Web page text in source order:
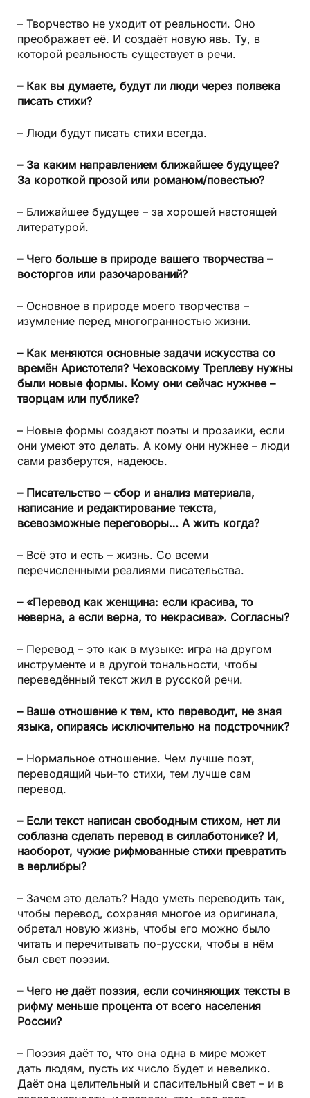
– Творчество не уходит от реальности. Оно
преображает её. И создаёт новую явь. Ту, в
которой реальность существует в речи.
– Как вы думаете, будут ли люди через полвека
писать стихи?
– Люди будут писать стихи всегда.
– За каким направлением ближайшее будущее?
За короткой прозой или романом/повестью?
– Ближайшее будущее – за хорошей настоящей
литературой.
– Чего больше в природе вашего творчества –
восторгов или разочарований?
– Основное в природе моего творчества –
изумление перед многогранностью жизни.
– Как меняются основные задачи искусства со
времён Аристотеля? Чеховскому Треплеву нужны
были новые формы. Кому они сейчас нужнее –
творцам или публике?
– Новые формы создают поэты и прозаики, если
они умеют это делать. А кому они нужнее – люди
сами разберутся, надеюсь.
– Писательство – сбор и анализ материала,
написание и редактирование текста,
всевозможные переговоры… А жить когда?
– Всё это и есть – жизнь. Со всеми
перечисленными реалиями писательства.
– «Перевод как женщина: если красива, то
неверна, а если верна, то некрасива». Согласны?
– Перевод – это как в музыке: игра на другом
инструменте и в другой тональности, чтобы
переведённый текст жил в русской речи.
– Ваше отношение к тем, кто переводит, не зная
языка, опираясь исключительно на подстрочник?
– Нормальное отношение. Чем лучше поэт,
переводящий чьи-то стихи, тем лучше сам
перевод.
– Если текст написан свободным стихом, нет ли
соблазна сделать перевод в силлаботонике? И,
наоборот, чужие рифмованные стихи превратить
в верлибры?
– Зачем это делать? Надо уметь переводить так,
чтобы перевод, сохраняя многое из оригинала,
обретал новую жизнь, чтобы его можно было
читать и перечитывать по-русски, чтобы в нём
был свет поэзии.
– Чего не даёт поэзия, если сочиняющих тексты в
рифму меньше процента от всего населения
России?
– Поэзия даёт то, что она одна в мире может
дать людям, пусть их число будет и невелико.
Даёт она целительный и спасительный свет – и в